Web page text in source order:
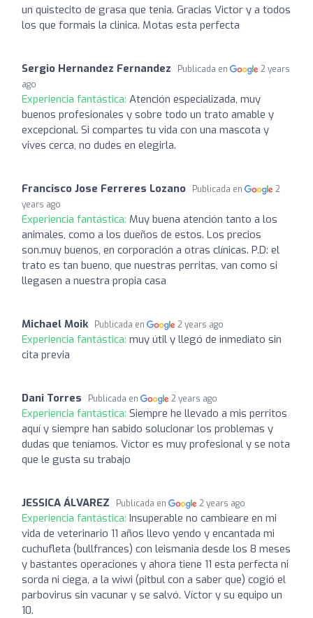
un quistecito de grasa que tenia. Gracias Victor y a todos
los que formais la clinica. Motas esta perfecta
Sergio Hernandez Fernandez Publicada en
2 years
ago
Experiencia fantástica: Atención especializada, muy
buenos profesionales y sobre todo un trato amable y
excepcional. Si compartes tu vida con una mascota y
vives cerca, no dudes en elegirla.
Francisco Jose Ferreres Lozano Publicada en
2
years ago
Experiencia fantástica: Muy buena atención tanto a los
animales, como a los dueños de estos. Los precios
son.muy buenos, en corporación a otras clínicas. P.D: el
trato es tan bueno, que nuestras perritas, van como si
llegasen a nuestra propia casa
Michael Moik Publicada en 2 years ago
Experiencia fantástica: muy útil y llegó de inmediato sin
cita previa
Dani Torres Publicada en 2 years ago
Experiencia fantástica: Siempre he llevado a mis perritos
aquí y siempre han sabido solucionar los problemas y
dudas que teníamos. Víctor es muy profesional y se nota
que le gusta su trabajo
JESSICA ÁLVAREZ Publicada en 2 years ago
Experiencia fantástica: Insuperable no cambieare en mi
vida de veterinario 11 años llevo yendo y encantada mi
cuchufleta (bullfrances) con leismania desde los 8 meses
y bastantes operaciones y ahora tiene 11 esta perfecta ni
sorda ni ciega, a la wiwi (pitbul con a saber que) cogió el
parbovirus sin vacunar y se salvó. Víctor y su equipo un
10.